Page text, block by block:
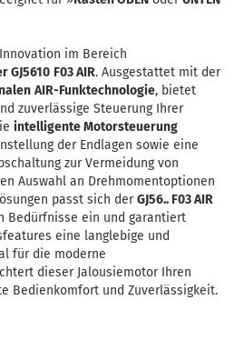
im Bereich
GJ5610 F03 AIR. Ausgestattet mit der
AIR-Funktechnologie, bietet
zuverlässige Steuerung Ihrer
intelligente Motorsteuerung
der Endlagen sowie eine
zur Vermeidung von
Auswahl an Drehmomentoptionen
passt sich derGJ56.. F03 AIR
Bedürfnisse ein und garantiert
eine langlebige und
für die moderne
dieser Jalousiemotor Ihren
Bedienkomfort und Zuverlässigkeit.